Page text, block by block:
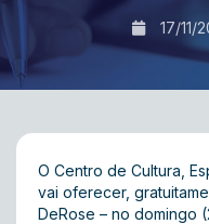
17/11/
O Centro de Cultura,
vai oferecer,
DeRose – no domingo